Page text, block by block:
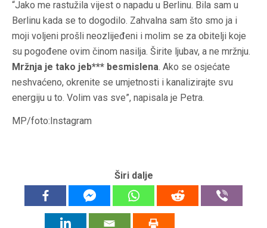
“Jako me rastužila vijest o napadu u Berlinu. Bila sam u
Berlinu kada se to dogodilo. Zahvalna sam što smo ja i
moji voljeni prošli neozlijeđeni i molim se za obitelji koje
su pogođene ovim činom nasilja. Širite ljubav, a ne mržnju.
Mržnja je tako jeb*** besmislena. Ako se osjećate
neshvaćeno, okrenite se umjetnosti i kanalizirajte svu
energiju u to. Volim vas sve”, napisala je Petra.
MP/foto:Instagram
Širi dalje